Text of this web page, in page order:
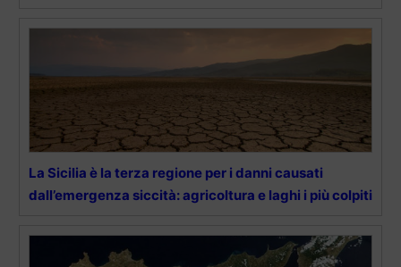
La Sicilia è la terza regione per i danni causati
dall’emergenza siccità: agricoltura e laghi i più colpiti